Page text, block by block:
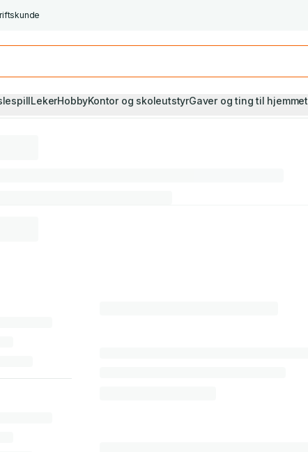
LekerHobbyKontor og skoleutstyrGaver og ting til hjemmet